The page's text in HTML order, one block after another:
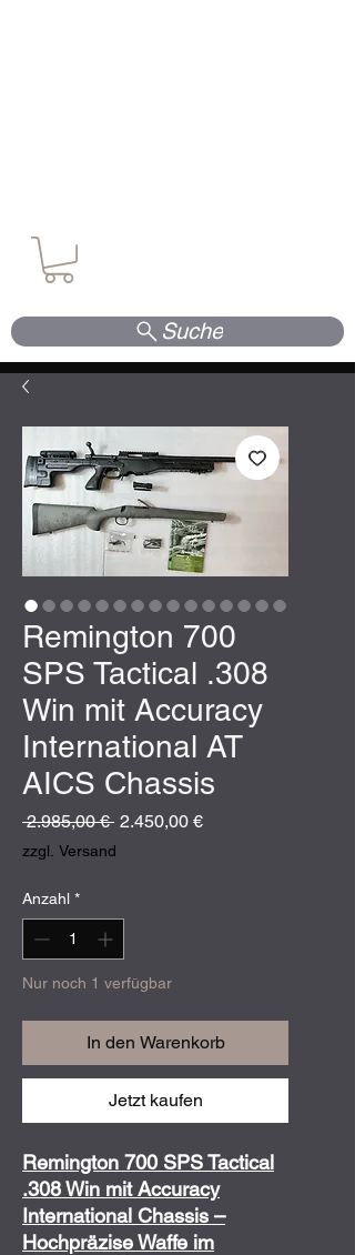
Suche
Remington 700
SPS Tactical .308
Win mit Accuracy
International AT
AICS Chassis
2.985,00 € Standardpreis
2.450,00 €Sale-
zzgl. Versand
Anzahl *
Nur noch 1 verfügbar
In den Warenkorb
Jetzt kaufen
Remington 700 SPS Tactical
.308 Win mit Accuracy
International Chassis –
Hochpräzise Waffe im